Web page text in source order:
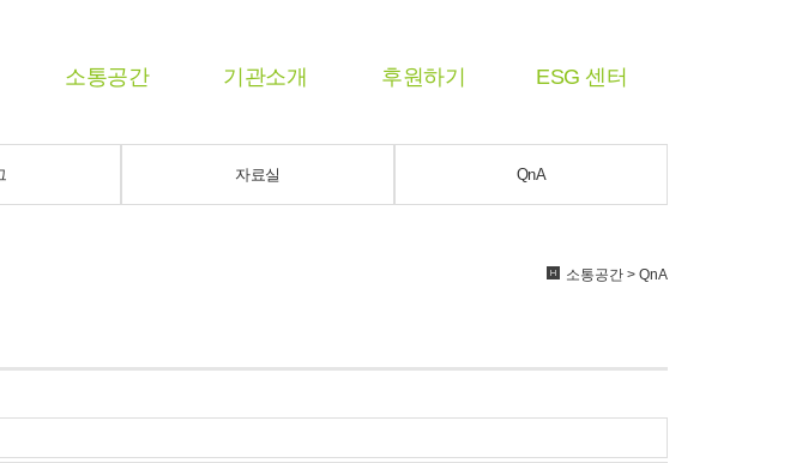
소통공간 기관소개 후원하기 ESG 센터
자료실 QnA
소통공간 > QnA